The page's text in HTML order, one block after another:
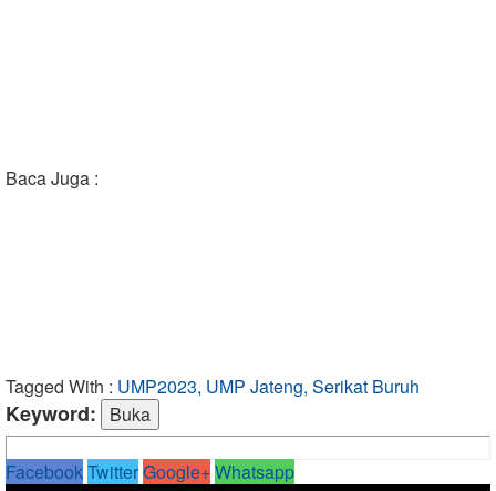
Baca Juga :
Tagged With : UMP2023, UMP Jateng, Serikat Buruh
Keyword:
FacebookTwitterGoogle+Whatsapp